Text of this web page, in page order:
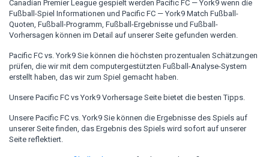
Canadian Premier League gespielt werden Pacific FC — York9 wenn die
Fußball-Spiel Informationen und Pacific FC — York9 Match Fußball-
Quoten, Fußball-Programm, Fußball-Ergebnisse und Fußball-
Vorhersagen können im Detail auf unserer Seite gefunden werden.
Pacific FC vs. York9 Sie können die höchsten prozentualen Schätzungen
prüfen, die wir mit dem computergestützten Fußball-Analyse-System
erstellt haben, das wir zum Spiel gemacht haben.
Unsere Pacific FC vs York9 Vorhersage Seite bietet die besten Tipps.
Unsere Pacific FC vs. York9 Sie können die Ergebnisse des Spiels auf
unserer Seite finden, das Ergebnis des Spiels wird sofort auf unserer
Seite reflektiert.